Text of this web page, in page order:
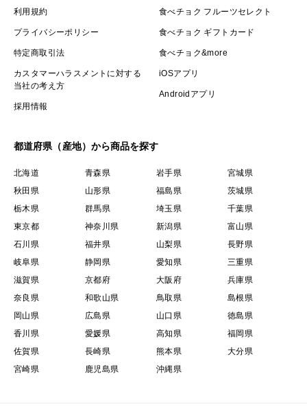
利用規約
プライバシーポリシー
特定商取引法
カスタマーハラスメントに対する
当社の考え方
採用情報
食べチョク フルーツセレクト
食べチョク ギフトカード
食べチョク&more
iOSアプリ
Androidアプリ
都道府県（産地）から商品を探す
北海道 青森県 岩手県
宮城県
秋田県
山形県 福島県
茨城県
栃木県
群馬県 埼玉県
千葉県
東京都
神奈川県 新潟県
富山県
石川県
福井県 山梨県
長野県
岐阜県
静岡県 愛知県
三重県
滋賀県
京都府 大阪府
兵庫県
奈良県
和歌山県 鳥取県
島根県
岡山県
広島県 山口県
徳島県
香川県
愛媛県 高知県
福岡県
佐賀県
長崎県 熊本県
大分県
宮崎県
鹿児島県 沖縄県